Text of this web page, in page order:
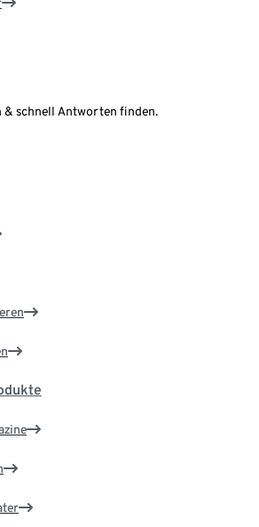
& schnell Antworten finden.